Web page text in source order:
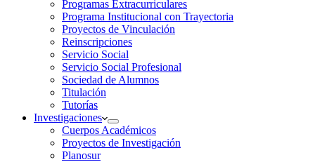
Programas Extracurriculares
Programa Institucional con Trayectoria
Proyectos de Vinculación
Reinscripciones
Servicio Social
Servicio Social Profesional
Sociedad de Alumnos
Titulación
Tutorías
Investigaciones
Cuerpos Académicos
Proyectos de Investigación
Planosur